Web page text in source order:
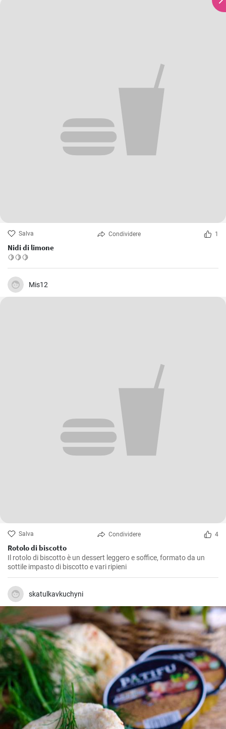
Salva Condividere 1
Nidi di limone
🍋🍋🍋
Mis12
Salva Condividere 4
Rotolo di biscotto
Il rotolo di biscotto è un dessert leggero e soffice, formato da un
sottile impasto di biscotto e vari ripieni
skatulkavkuchyni